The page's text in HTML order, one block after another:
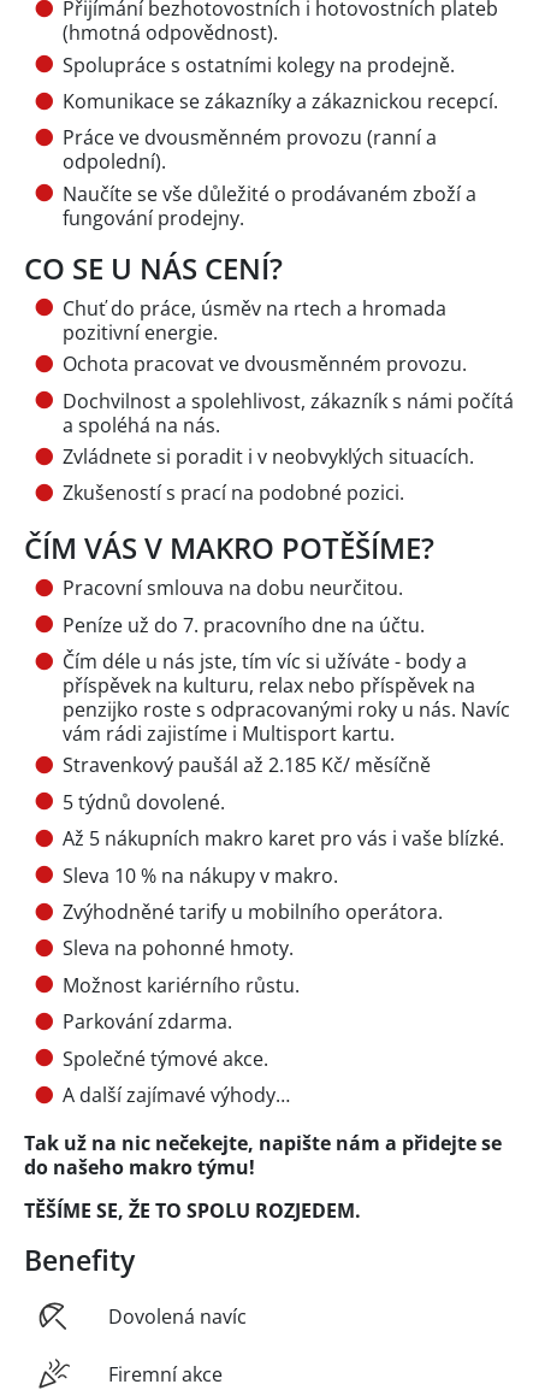
Přijímání bezhotovostních i hotovostních plateb
(hmotná odpovědnost).
Spolupráce s ostatními kolegy na prodejně.
Komunikace se zákazníky a zákaznickou recepcí.
Práce ve dvousměnném provozu (ranní a
odpolední).
Naučíte se vše důležité o prodávaném zboží a
fungování prodejny.
CO SE U NÁS CENÍ?
Chuť do práce, úsměv na rtech a hromada
pozitivní energie.
Ochota pracovat ve dvousměnném provozu.
Dochvilnost a spolehlivost, zákazník s námi počítá
a spoléhá na nás.
Zvládnete si poradit i v neobvyklých situacích.
Zkušeností s prací na podobné pozici.
ČÍM VÁS V MAKRO POTĚŠÍME?
Pracovní smlouva na dobu neurčitou.
Peníze už do 7. pracovního dne na účtu.
Čím déle u nás jste, tím víc si užíváte - body a
příspěvek na kulturu, relax nebo příspěvek na
penzijko roste s odpracovanými roky u nás. Navíc
vám rádi zajistíme i Multisport kartu.
Stravenkový paušál až 2.185 Kč/ měsíčně
5 týdnů dovolené.
Až 5 nákupních makro karet pro vás i vaše blízké.
Sleva 10 % na nákupy v makro.
Zvýhodněné tarify u mobilního operátora.
Sleva na pohonné hmoty.
Možnost kariérního růstu.
Parkování zdarma.
Společné týmové akce.
A další zajímavé výhody…
Tak už na nic nečekejte, napište nám a přidejte se
do našeho makro týmu!
TĚŠÍME SE, ŽE TO SPOLU ROZJEDEM.
Benefity
Dovolená navíc
Firemní akce